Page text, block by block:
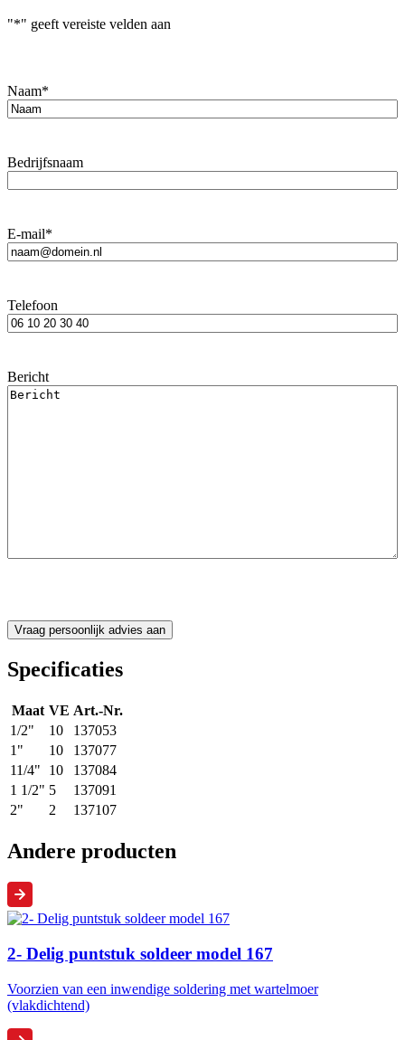
"*" geeft vereiste velden aan
Naam*
Bedrijfsnaam
E-mail*
Telefoon
Bericht
Specificaties
Maat VE Art.-Nr.
1/2"
10
137053
1"
10
137077
11/4"
10
137084
1 1/2" 5
137091
2"
2 137107
Andere producten
2- Delig puntstuk soldeer model 167
Voorzien van een inwendige soldering met wartelmoer
(vlakdichtend)